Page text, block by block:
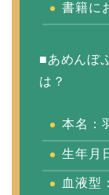
書籍に
■あめんぼ
は？
本名：
生年月
血液型